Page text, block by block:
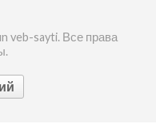
veb-sayti. Все права